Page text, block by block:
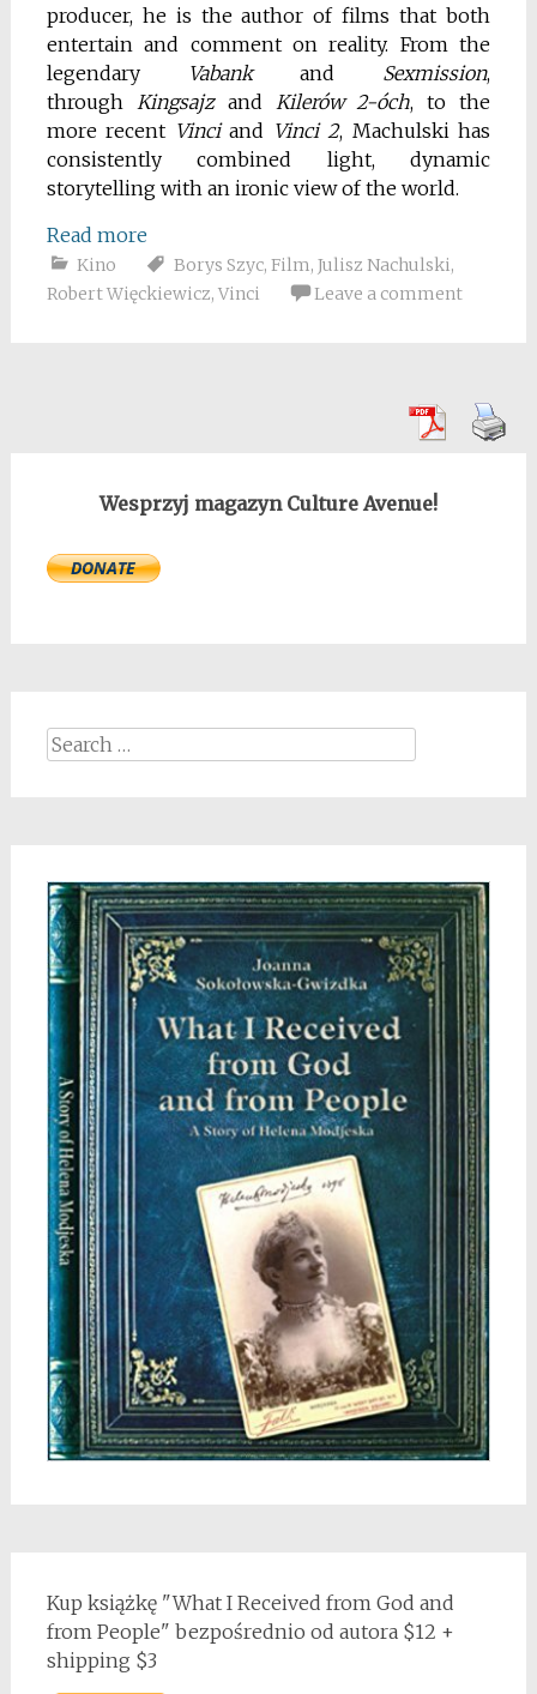
producer, he is the author of films that both
entertain and comment on reality. From the
legendary
Vabankand Sexmission,
through
Kingsajzand Kilerów 2-óch, to the
more recent Vinciand Vinci 2, Machulski has
consistently combined light, dynamic
storytelling with an ironic view of the world.
Read more
Kino Borys Szyc, Film, Julisz Nachulski,
Robert Więckiewicz, Vinci Leave a comment
Wesprzyj magazyn Culture Avenue!
Search
for:
Kup książkę "What I Received from God and
from People" bezpośrednio od autora $12 +
shipping $3